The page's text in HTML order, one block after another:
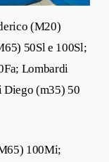
(M20)
50Sl e 100Sl;
Lombardi
Diego (m35) 50
100Mi;